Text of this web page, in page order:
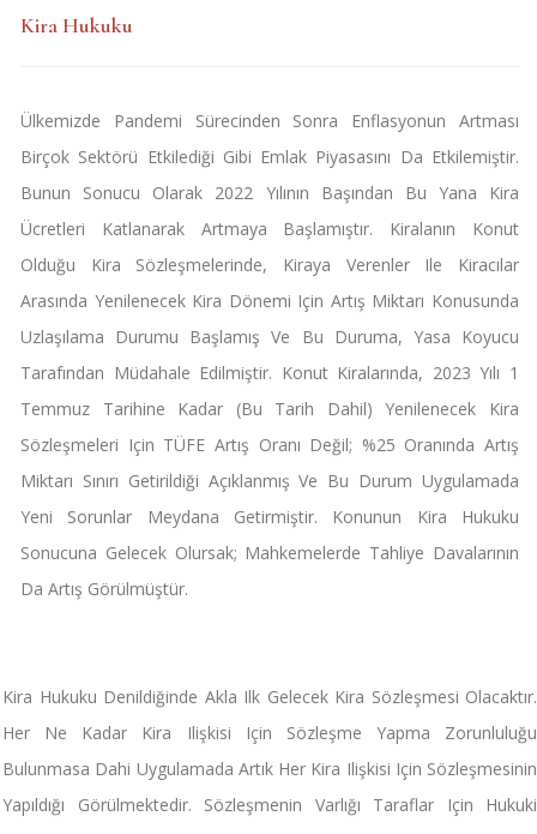
Kira Hukuku
Ülkemizde Pandemi Sürecinden Sonra Enflasyonun Artması
Birçok Sektörü Etkilediği Gibi Emlak Piyasasını Da Etkilemiştir.
Bunun Sonucu Olarak 2022 Yılının Başından Bu Yana Kira
Ücretleri Katlanarak Artmaya Başlamıştır. Kiralanın Konut
Olduğu Kira Sözleşmelerinde, Kiraya Verenler Ile Kiracılar
Arasında Yenilenecek Kira Dönemi Için Artış Miktarı Konusunda
Uzlaşılama Durumu Başlamış Ve Bu Duruma, Yasa Koyucu
Tarafından Müdahale Edilmiştir. Konut Kiralarında, 2023 Yılı 1
Temmuz Tarihine Kadar (bu Tarih Dahil) Yenilenecek Kira
Sözleşmeleri Için TÜFE Artış Oranı Değil; %25 Oranında Artış
Miktarı Sınırı Getirildiği Açıklanmış Ve Bu Durum Uygulamada
Yeni Sorunlar Meydana Getirmiştir. Konunun Kira Hukuku
Sonucuna Gelecek Olursak; Mahkemelerde Tahliye Davalarının
Da Artış Görülmüştür.
Kira Hukuku Denildiğinde Akla Ilk Gelecek Kira Sözleşmesi Olacaktır.
Her Ne Kadar Kira Ilişkisi Için Sözleşme Yapma Zorunluluğu
Bulunmasa Dahi Uygulamada Artık Her Kira Ilişkisi Için Sözleşmesinin
Yapıldığı Görülmektedir. Sözleşmenin Varlığı Taraflar Için Hukuki